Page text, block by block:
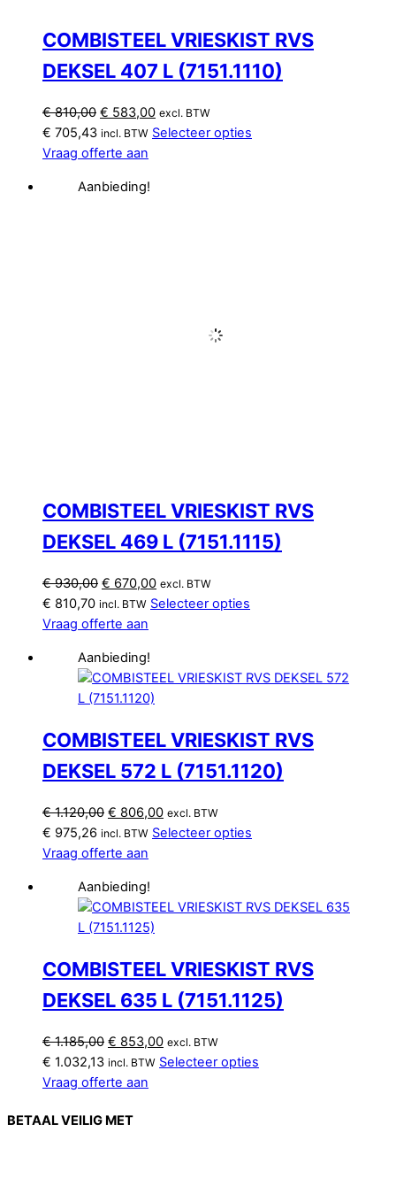
COMBISTEEL VRIESKIST RVS
DEKSEL 407 L (7151.1110)
€810,00 Oorspronkelijke
prijs
was:
€ 583,00Huidige
prijs
excl. BTW
€ 705,43 incl. BTW Selecteer opties
Vraag offerte aan
Aanbieding!
COMBISTEEL VRIESKIST RVS
DEKSEL 469 L (7151.1115)
€930,00 Oorspronkelijke
prijs
was:
€ 670,00Huidige
prijs
excl. BTW
€ 810,70 incl. BTW Selecteer opties
Vraag offerte aan
Aanbieding!
COMBISTEEL VRIESKIST RVS
DEKSEL 572 L (7151.1120)
€1.120,00 Oorspronkelijke
prijs
was:
€ 806,00Huidige
prijs
excl. BTW
€ 975,26 incl. BTW Selecteer opties
Vraag offerte aan
Aanbieding!
COMBISTEEL VRIESKIST RVS
DEKSEL 635 L (7151.1125)
€1.185,00 Oorspronkelijke
prijs
was:
€ 853,00Huidige
prijs
excl. BTW
€ 1.032,13 incl. BTW Selecteer opties
Vraag offerte aan
BETAAL VEILIG MET